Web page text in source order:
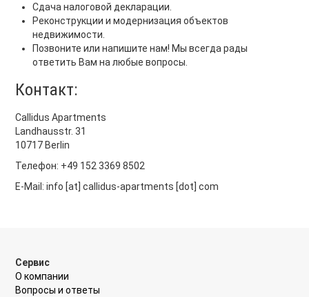
Cдача налоговой декларации.
Pеконструкции и модернизация объектов
недвижимости.
Позвоните или напишите нам! Мы всегда рады
ответить Вам на любые вопросы.
Контакт:
Callidus Apartments
Landhausstr. 31
10717 Berlin
Телефон: +49 152 3369 8502
E-Mail: info [at] callidus-apartments [dot] com
Сервис
О компании
Вопросы и ответы